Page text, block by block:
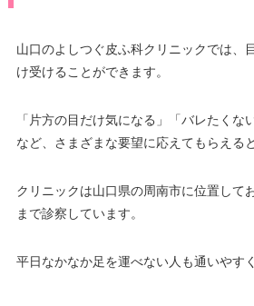
山口のよしつぐ皮ふ科クリニックでは、
け受けることができます。
「片方の目だけ気になる」「バレたくな
など、さまざまな要望に応えてもらえる
クリニックは山口県の周南市に位置して
まで診察しています。
平日なかなか足を運べない人も通いやす